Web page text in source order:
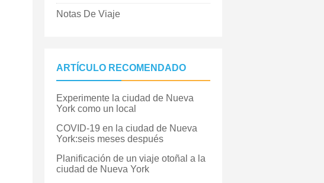
Notas De Viaje
ARTÍCULO RECOMENDADO
Experimente la ciudad de Nueva
York como un local
COVID-19 en la ciudad de Nueva
York:seis meses después
Planificación de un viaje otoñal a la
ciudad de Nueva York